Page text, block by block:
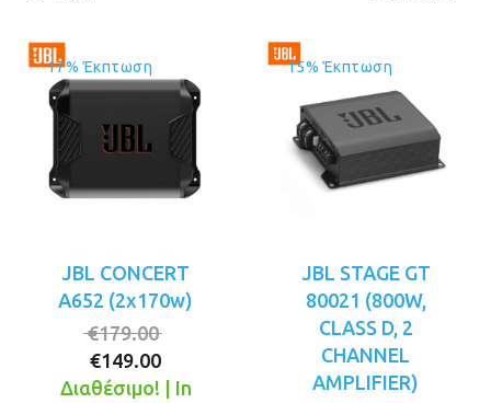
17% Έκπτωση
JBL CONCERT
A652 (2x170w)
€179.00
was:
€149.00
τρέχουσα
Διαθέσιμο! | In
15% Έκπτωση
JBL STAGE GT
80021 (800W,
CLASS D, 2
CHANNEL
AMPLIFIER)